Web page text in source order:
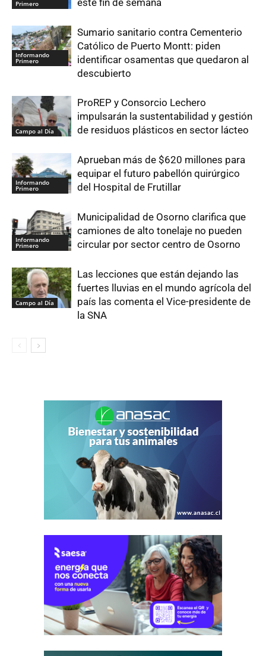
Primero
Informando
Primero
Sumario sanitario contra Cementerio
Católico de Puerto Montt: piden
identificar osamentas que quedaron al
descubierto
Campo al Día
ProREP y Consorcio Lechero
impulsarán la sustentabilidad y gestión
de residuos plásticos en sector lácteo
Informando
Primero
Aprueban más de $620 millones para
equipar el futuro pabellón quirúrgico
del Hospital de Frutillar
Informando
Primero
Municipalidad de Osorno clarifica que
camiones de alto tonelaje no pueden
circular por sector centro de Osorno
Campo al Día
Las lecciones que están dejando las
fuertes lluvias en el mundo agrícola del
país las comenta el Vice-presidente de
la SNA